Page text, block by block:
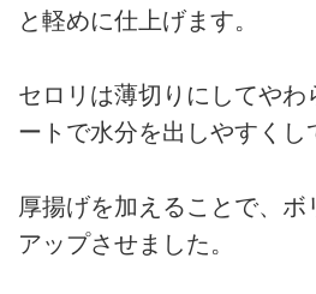
と軽めに仕上げます。
セロリは薄切りにしてやわ
ートで水分を出しやすくし
厚揚げを加えることで、ボ
アップさせました。